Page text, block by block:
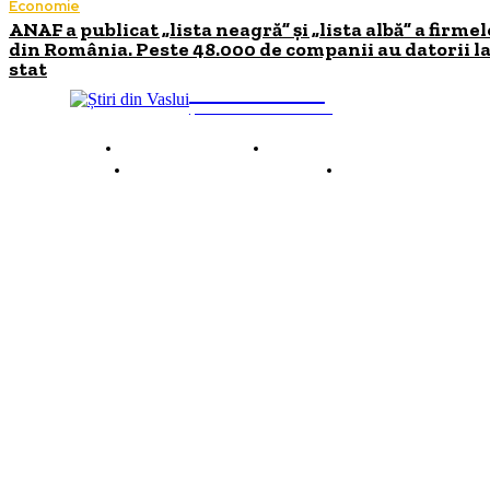
Economie
ANAF a publicat „lista neagră” și „lista albă” a
din România. Peste 48.000 de companii au datorii la
stat
ȘTIRI DE INTERES